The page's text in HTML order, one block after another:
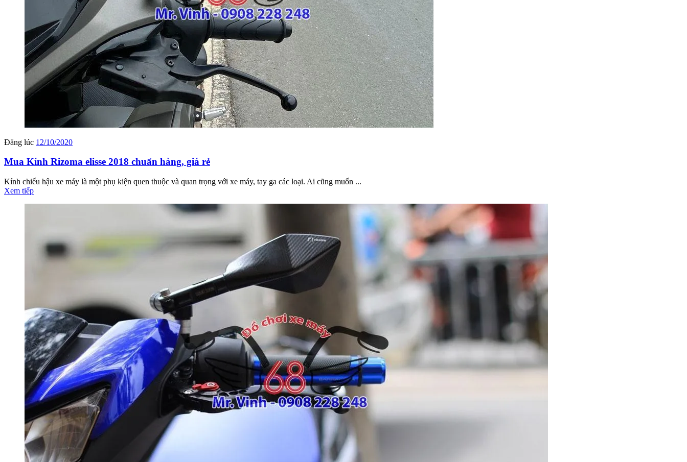
Đăng lúc 12/10/2020
Mua Kính Rizoma elisse 2018 chuẩn hàng, giá rẻ
Kính chiếu hậu xe máy là một phụ kiện quen thuộc và quan trọng với xe máy, tay ga các loại. Ai cũng muốn ...
Xem tiếp